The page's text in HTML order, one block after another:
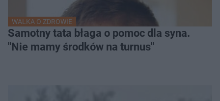
WALKA O ZDROWIE
Samotny tata błaga o pomoc dla syna.
"Nie mamy środków na turnus"